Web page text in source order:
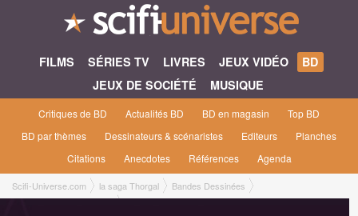
FILMS SÉRIES TV LIVRES JEUX VIDÉO
BD
JEUX DE SOCIÉTÉ
MUSIQUE
Critiques de BD Actualités BD BD en magasin
Top BD
BD par thèmes
Dessinateurs & scénaristes Editeurs
Planches
Citations
Anecdotes Références Agenda
Scifi-Universe.com la saga Thorgal
Bandes Dessinées
Kriss de Valnor #28 [2004]